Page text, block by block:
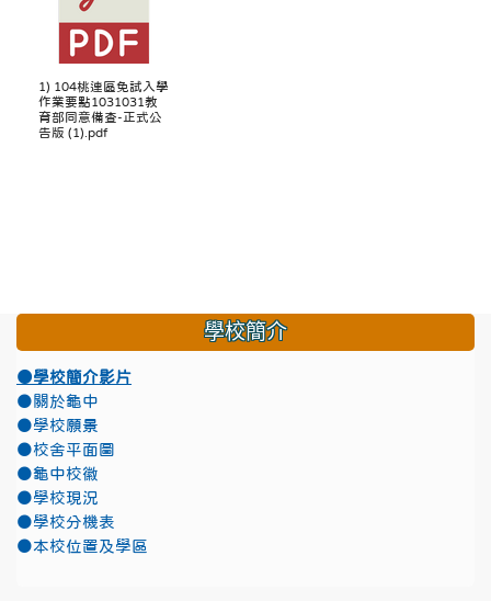
1) 104桃連區免試入學
作業要點1031031教
育部同意備查-正式公
告版 (1).pdf
學校簡介
●學校簡介影片
●關於龜中
●學校願景
●校舍平面圖
●龜中校徽
●學校現況
●學校分機表
●本校位置及學區